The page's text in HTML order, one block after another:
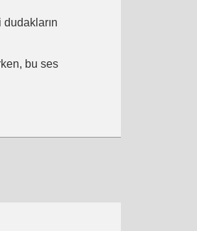
bu ses